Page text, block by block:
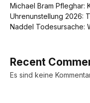
Michael Bram Pfleghar:
Uhrenunstellung 2026:
Naddel Todesursache:
Recent
Es sind keine